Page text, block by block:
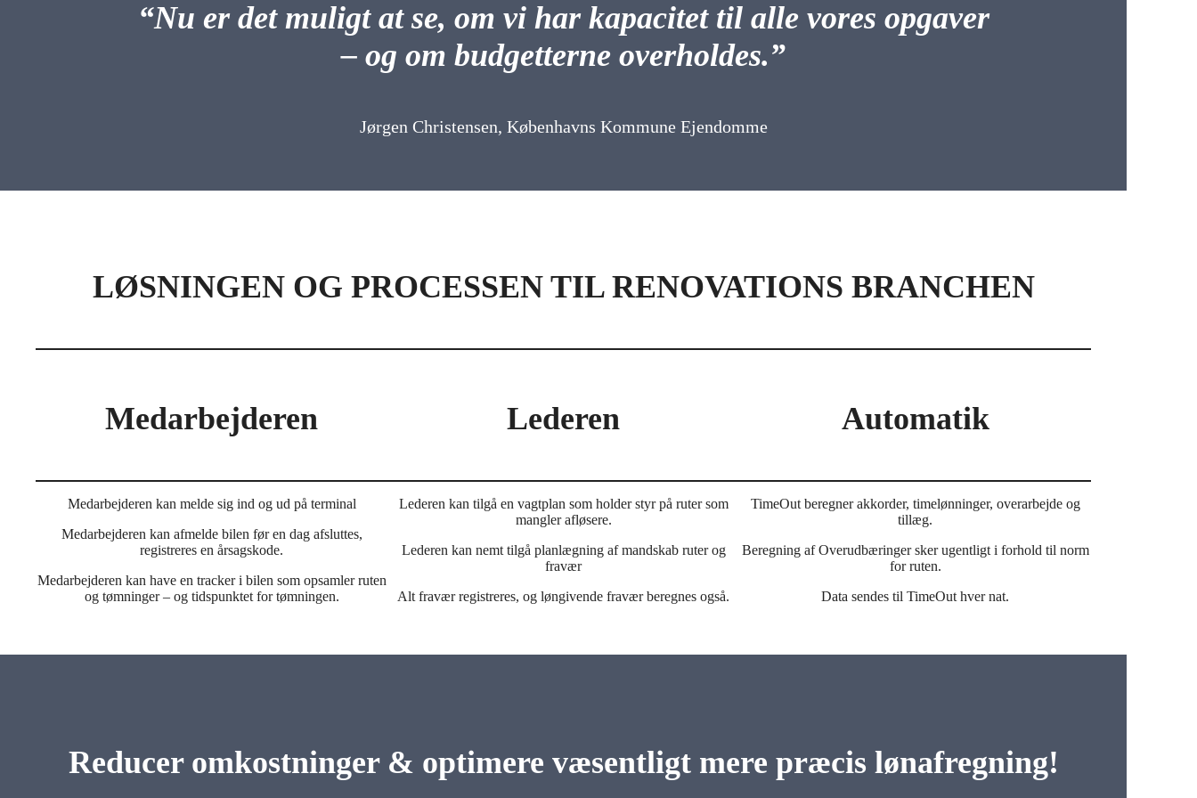
“Nu er det muligt at se, om vi har kapacitet til alle vores opgaver
– og om budgetterne overholdes.”
Jørgen Christensen, Københavns Kommune Ejendomme
LØSNINGEN OG PROCESSEN TIL RENOVATIONS BRANCHEN
Medarbejderen
Medarbejderen kan melde sig ind og ud på terminal
Medarbejderen kan afmelde bilen før en dag afsluttes,
registreres en årsagskode.
Medarbejderen kan have en tracker i bilen som opsamler ruten
og tømninger – og tidspunktet for tømningen.
Lederen
Lederen kan tilgå en vagtplan som holder styr på ruter som
mangler afløsere.
Lederen kan nemt tilgå planlægning af mandskab ruter og
fravær
Alt fravær registreres, og løngivende fravær beregnes også.
Automatik
TimeOut beregner akkorder, timelønninger, overarbejde og
tillæg.
Beregning af Overudbæringer sker ugentligt i forhold til norm
for ruten.
Data sendes til TimeOut hver nat.
Reducer omkostninger & optimere væsentligt mere præcis lønafregning!